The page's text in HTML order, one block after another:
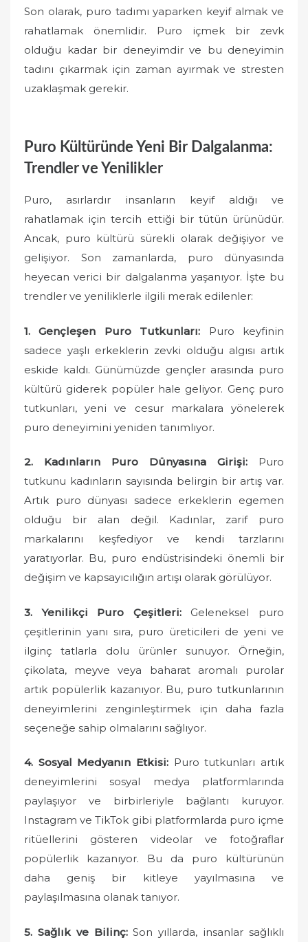
Son olarak, puro tadımı yaparken keyif almak ve
rahatlamak önemlidir. Puro içmek bir zevk
olduğu kadar bir deneyimdir ve bu deneyimin
tadını çıkarmak için zaman ayırmak ve stresten
uzaklaşmak gerekir.
Puro Kültüründe Yeni Bir Dalgalanma:
Trendler ve Yenilikler
Puro, asırlardır insanların keyif aldığı ve
rahatlamak için tercih ettiği bir tütün ürünüdür.
Ancak, puro kültürü sürekli olarak değişiyor ve
gelişiyor. Son zamanlarda, puro dünyasında
heyecan verici bir dalgalanma yaşanıyor. İşte bu
trendler ve yeniliklerle ilgili merak edilenler:
1. Gençleşen Puro Tutkunları: Puro keyfinin
sadece yaşlı erkeklerin zevki olduğu algısı artık
eskide kaldı. Günümüzde gençler arasında puro
kültürü giderek popüler hale geliyor. Genç puro
tutkunları, yeni ve cesur markalara yönelerek
puro deneyimini yeniden tanımlıyor.
2. Kadınların Puro Dünyasına Girişi: Puro
tutkunu kadınların sayısında belirgin bir artış var.
Artık puro dünyası sadece erkeklerin egemen
olduğu bir alan değil. Kadınlar, zarif puro
markalarını keşfediyor ve kendi tarzlarını
yaratıyorlar. Bu, puro endüstrisindeki önemli bir
değişim ve kapsayıcılığın artışı olarak görülüyor.
3. Yenilikçi Puro Çeşitleri:Geleneksel puro
çeşitlerinin yanı sıra, puro üreticileri de yeni ve
ilginç tatlarla dolu ürünler sunuyor. Örneğin,
çikolata, meyve veya baharat aromalı purolar
artık popülerlik kazanıyor. Bu, puro tutkunlarının
deneyimlerini zenginleştirmek için daha fazla
seçeneğe sahip olmalarını sağlıyor.
4. Sosyal Medyanın Etkisi: Puro tutkunları artık
deneyimlerini sosyal medya platformlarında
paylaşıyor ve birbirleriyle bağlantı kuruyor.
Instagram ve TikTok gibi platformlarda puro içme
ritüellerini gösteren videolar ve fotoğraflar
popülerlik kazanıyor. Bu da puro kültürünün
daha geniş bir kitleye yayılmasına ve
paylaşılmasına olanak tanıyor.
5. Sağlık ve Bilinç:Son yıllarda, insanlar sağlıklı